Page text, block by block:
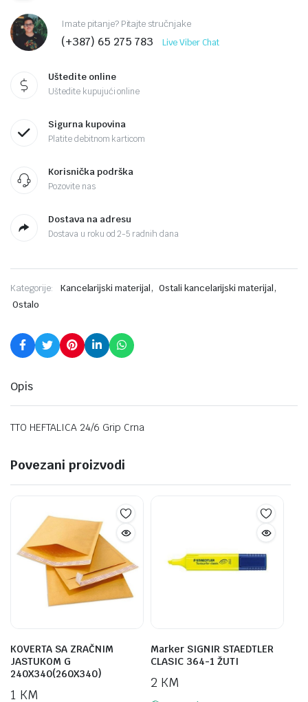
Imate pitanje? Pitajte stručnjake
(+387) 65 275 783 Live Viber Chat
Uštedite online
Uštedite kupujući online
Sigurna kupovina
Platite debitnom karticom
Korisnička podrška
Pozovite nas
Dostava na adresu
Dostava u roku od 2-5 radnih dana
Kategorije: Kancelarijski materijal, Ostali kancelarijski materijal,
Ostalo
Opis
TTO HEFTALICA 24/6 Grip Crna
Povezani proizvodi
KOVERTA SA ZRAČNIM
JASTUKOM G
240X340(260X340)
1 KM
Marker SIGNIR STAEDTLER
CLASIC 364-1 ŽUTI
2 KM